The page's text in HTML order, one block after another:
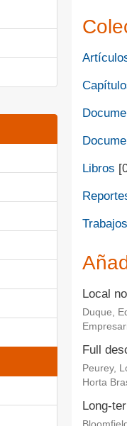
Libros
Local
Duque,
Full
Peurey,
Horta
Long-